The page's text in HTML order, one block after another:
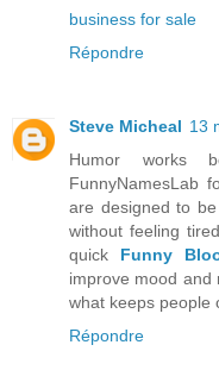
business for sale
Répondre
Steve Micheal 13
Humor works
FunnyNamesLab
are designed to
without feeling
quick Funny
improve mood and
what keeps people
Répondre